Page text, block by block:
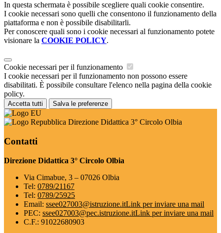
In questa schermata è possibile scegliere quali cookie consentire.
I cookie necessari sono quelli che consentono il funzionamento della
piattaforma e non è possibile disabilitarli.
Per conoscere quali sono i cookie necessari al funzionamento potete
visionare la COOKIE POLICY.
Cookie necessari per il funzionamento
I cookie necessari per il funzionamento non possono essere
disabilitati. È possibile consultare l'elenco nella pagina della cookie
policy.
Accetta tutti Salva le preferenze
Direzione Didattica 3° Circolo Olbia
Contatti
Direzione Didattica 3° Circolo Olbia
Via Cimabue, 3 – 07026 Olbia
Tel: 0789/21167
Tel: 0789/25925
Email: ssee027003@istruzione.itLink per inviare una mail
PEC: ssee027003@pec.istruzione.itLink per inviare una mail
C.F.: 91022680903